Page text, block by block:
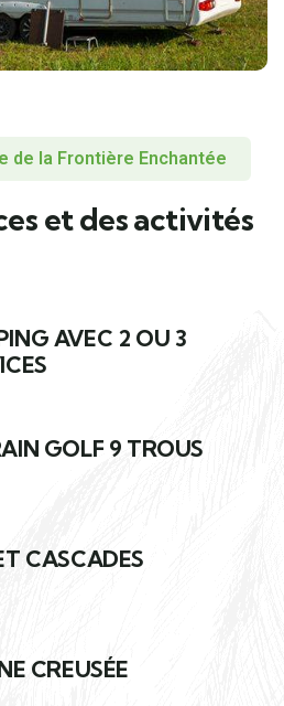
de la Frontière Enchantée
et des activités
AVEC 2 OU 3
GOLF 9 TROUS
CASCADES
CREUSÉE